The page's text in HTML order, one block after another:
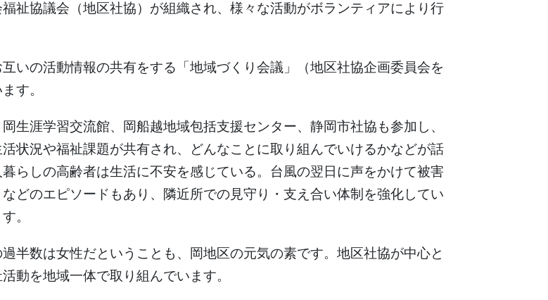
祉協議会（地区社協）が組織され、様々な活動がボランティアにより行
いの活動情報の共有をする「地域づくり会議」（地区社協企画委員会を
す。
生涯学習交流館、岡船越地域包括支援センター、静岡市社協も参加し、
状況や福祉課題が共有され、どんなことに取り組んでいけるかなどが話
らしの高齢者は生活に不安を感じている。台風の翌日に声をかけて被害
どのエピソードもあり、隣近所での見守り・支え合い体制を強化してい
。
半数は女性だということも、岡地区の元気の素です。地区社協が中心と
動を地域一体で取り組んでいます。